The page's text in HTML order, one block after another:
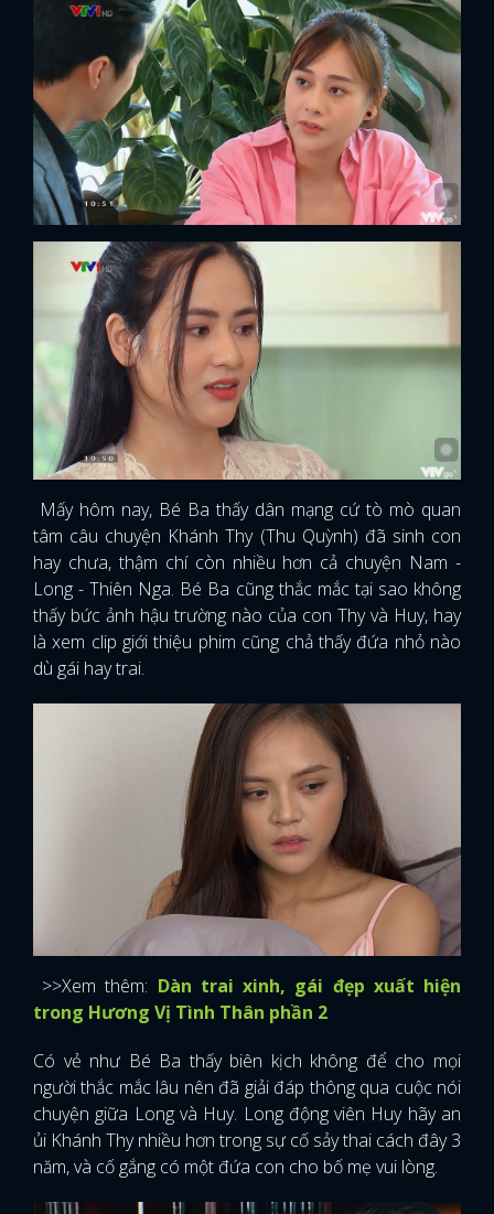
Mấy hôm nay, Bé Ba thấy dân mạng cứ tò mò quan
tâm câu chuyện Khánh Thy (Thu Quỳnh) đã sinh con
hay chưa, thậm chí còn nhiều hơn cả chuyện Nam -
Long - Thiên Nga. Bé Ba cũng thắc mắc tại sao không
thấy bức ảnh hậu trường nào của con Thy và Huy, hay
là xem clip giới thiệu phim cũng chả thấy đứa nhỏ nào
dù gái hay trai.
>>Xem thêm: Dàn trai xinh, gái đẹp xuất hiện
trong Hương Vị Tình Thân phần 2
Có vẻ như Bé Ba thấy biên kịch không để cho mọi
người thắc mắc lâu nên đã giải đáp thông qua cuộc nói
chuyện giữa Long và Huy. Long động viên Huy hãy an
ủi Khánh Thy nhiều hơn trong sự cố sảy thai cách đây 3
năm, và cố gắng có một đứa con cho bố mẹ vui lòng.